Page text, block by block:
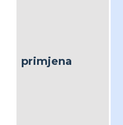
primjena